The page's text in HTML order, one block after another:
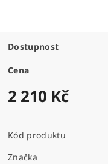
Dostupnost
Cena
2 210 Kč
Kód produktu
Značka